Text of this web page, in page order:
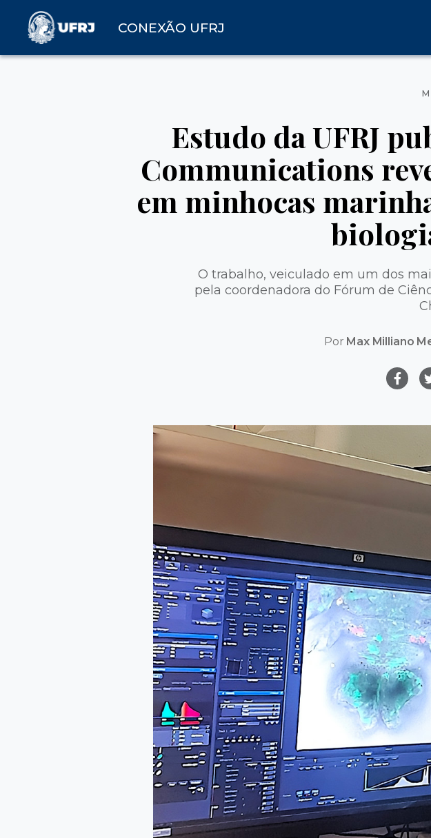
CONEXÃO UFRJ
Estudo da UFRJ
Communications
em minhocas
O trabalho, veiculado em um dos
pela coordenadora do Fórum de
Por Max Milliano